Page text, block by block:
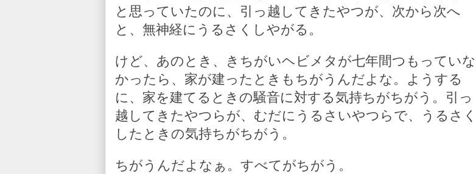
と思っていたのに、引っ越してきたやつが、次から次へ
と、無神経にうるさくしやがる。
けど、あのとき、きちがいヘビメタが七年間つもっていな
かったら、家が建ったときもちがうんだよな。ようする
に、家を建てるときの騒音に対する気持ちがちがう。引っ
越してきたやつらが、むだにうるさいやつらで、うるさく
したときの気持ちがちがう。
ちがうんだよなぁ。すべてがちがう。